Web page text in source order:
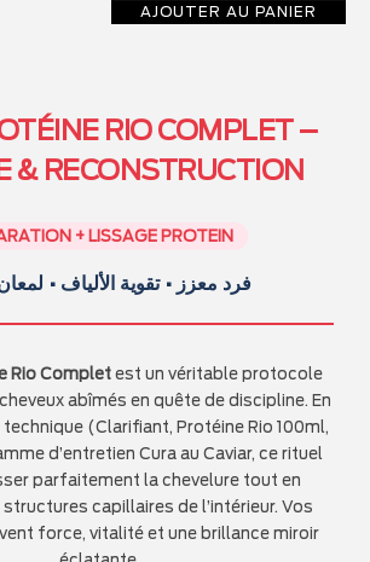
AJOUTER AU PANIER
RIO COMPLET –
& RECONSTRUCTION
+ LISSAGE PROTEIN
فرد معزز • تقوية الألياف •
Rio Complet est un véritable protocole
abîmés en quête de discipline. En
(Clarifiant, Protéine Rio 100ml,
d’entretien Cura au Caviar, ce rituel
parfaitement la chevelure tout en
capillaires de l’intérieur. Vos
force, vitalité et une brillance miroir